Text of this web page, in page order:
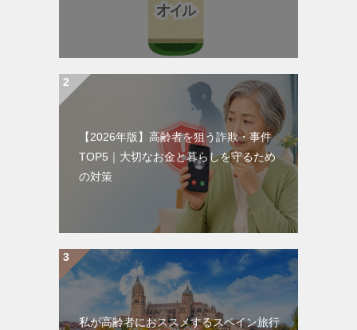
【2026年版】高齢者を狙う詐欺・事件
TOP5｜大切なお金と暮らしを守るため
の対策
私が高齢者におススメするスペイン旅行